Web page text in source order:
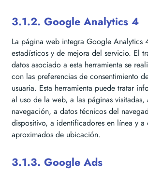
3.1.2. Google Analytics 4
La página web integra Google Analytics
estadísticos y de mejora del servicio. El
datos asociado a esta herramienta se
con las preferencias de consentimiento
usuaria. Esta herramienta puede tratar
al uso de la web, a las páginas visitadas,
navegación, a datos técnicos del
dispositivo, a identificadores en línea y a
aproximados de ubicación.
3.1.3. Google Ads